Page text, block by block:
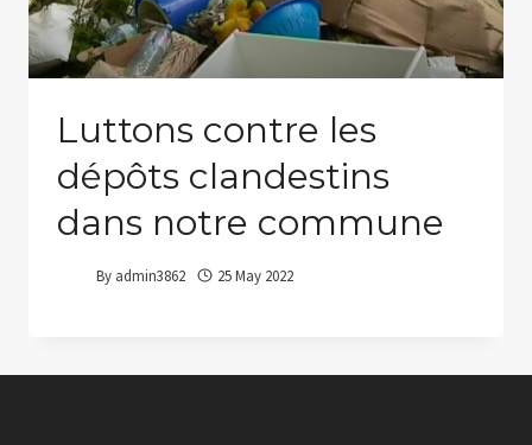
Luttons contre les
dépôts clandestins
dans notre commune
By admin3862 25 May 2022